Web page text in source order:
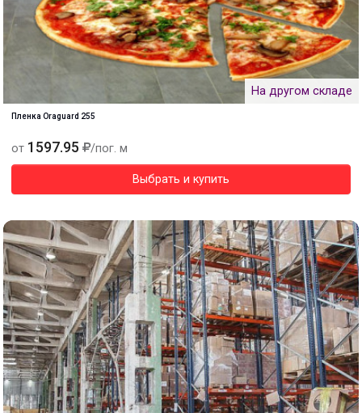
На другом складе
Пленка Oraguard 255
от 1597.95 /пог. м
Выбрать и купить